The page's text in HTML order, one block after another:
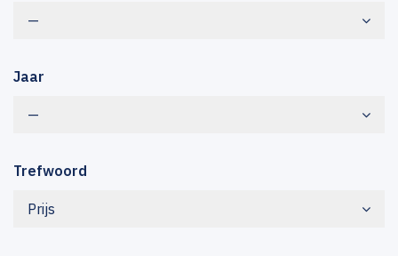
—
Jaar
—
Trefwoord
Prijs